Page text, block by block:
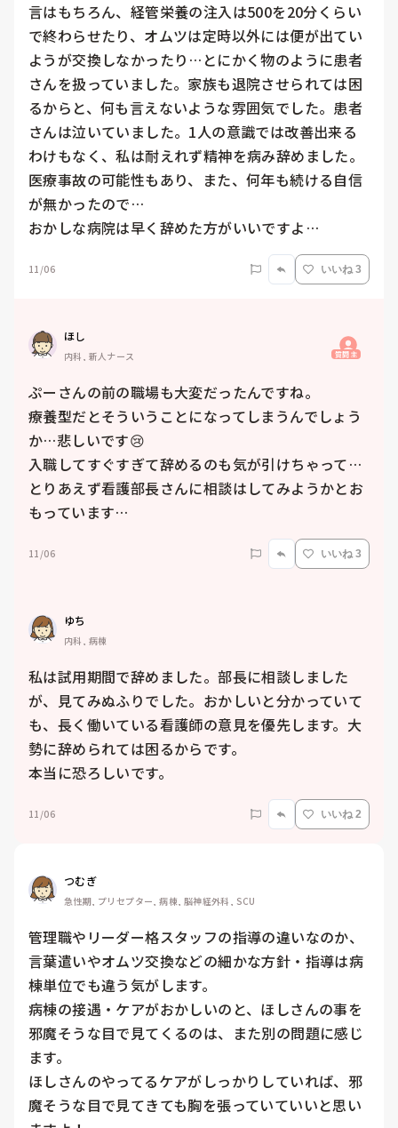
言はもちろん、経管栄養の注入は500を20分くらい
で終わらせたり、オムツは定時以外には便が出てい
ようが交換しなかったり…とにかく物のように患者
さんを扱っていました。家族も退院させられては困
るからと、何も言えないような雰囲気でした。患者
さんは泣いていました。1人の意識では改善出来る
わけもなく、私は耐えれず精神を病み辞めました。
医療事故の可能性もあり、また、何年も続ける自信
が無かったので…
おかしな病院は早く辞めた方がいいですよ…
11/06 いいね 3
ほし
内科, 新人ナース 質問主
ぷーさんの前の職場も大変だったんですね。
療養型だとそういうことになってしまうんでしょう
か…悲しいです😢
入職してすぐすぎて辞めるのも気が引けちゃって…
とりあえず看護部長さんに相談はしてみようかとお
もっています…
11/06 いいね 3
ゆち
内科, 病棟
私は試用期間で辞めました。部長に相談しました
が、見てみぬふりでした。おかしいと分かっていて
も、長く働いている看護師の意見を優先します。大
勢に辞められては困るからです。
本当に恐ろしいです。
11/06 いいね 2
つむぎ
急性期, プリセプター, 病棟, 脳神経外科, SCU
管理職やリーダー格スタッフの指導の違いなのか、
言葉遣いやオムツ交換などの細かな方針・指導は病
棟単位でも違う気がします。
病棟の接遇・ケアがおかしいのと、ほしさんの事を
邪魔そうな目で見てくるのは、また別の問題に感じ
ます。
ほしさんのやってるケアがしっかりしていれば、邪
魔そうな目で見てきても胸を張っていていいと思い